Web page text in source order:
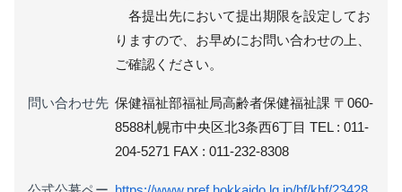
各提出先において提出期限を設定してお
りますので、お早めにお問い合わせの上、
ご確認ください。
問い合わせ先 保健福祉部福祉局高齢者保健福祉課 〒060-
8588札幌市中央区北3条西6丁目 TEL : 011-
204-5271 FAX : 011-232-8308